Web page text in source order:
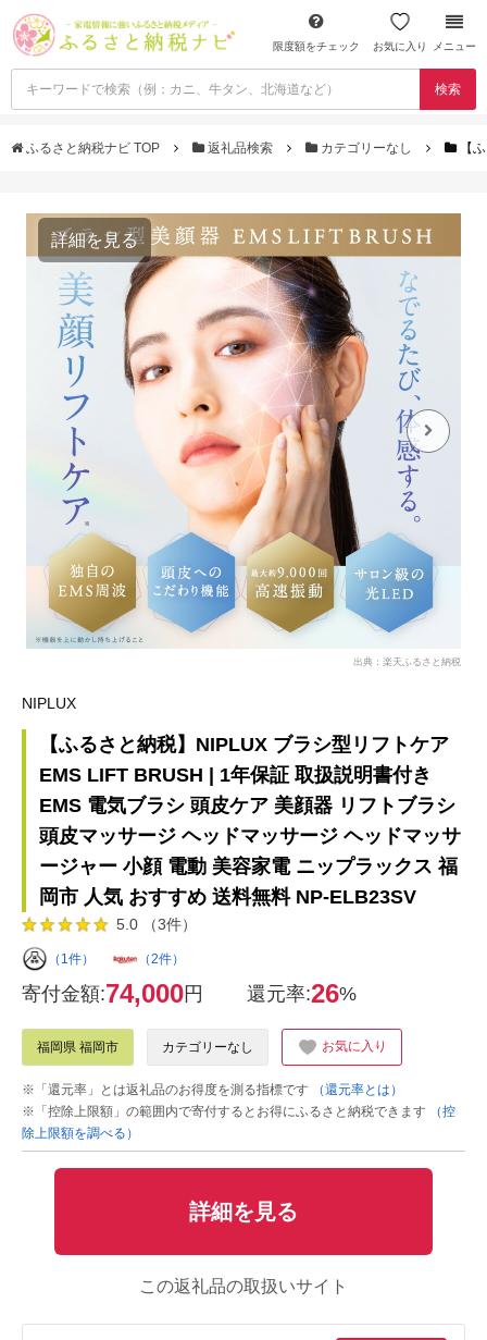
限度額をチェック お気に入り メニュー
検索
ふるさと納税ナビ TOP 返礼品検索 カテゴリーなし 【
詳細を見る
出典：楽天ふるさと納税
NIPLUX
【ふるさと納税】NIPLUX ブラシ型リフトケア
EMS LIFT BRUSH | 1年保証 取扱説明書付き
EMS 電気ブラシ 頭皮ケア 美顔器 リフトブラシ
頭皮マッサージ ヘッドマッサージ ヘッドマッサ
ージャー 小顔 電動 美容家電 ニップラックス 福
岡市 人気 おすすめ 送料無料 NP-ELB23SV
5.0 （3件）
（1件） （2件）
寄付金額:74,000円 還元率:26%
福岡県 福岡市 カテゴリーなし お気に入り
※「還元率」とは返礼品のお得度を測る指標です
（還元率とは）
※「控除上限額」の範囲内で寄付するとお得にふるさと納税できます
（控
除上限額を調べる）
詳細を見る
この返礼品の取扱いサイト